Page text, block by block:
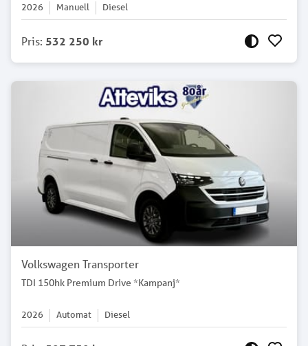
2026 Manuell Diesel
Pris: 532 250 kr
Volkswagen Transporter
TDI 150hk Premium Drive *Kampanj*
2026 Automat Diesel